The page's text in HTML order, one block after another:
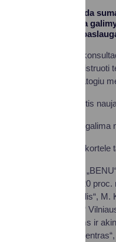
POLA kortelė padeda
situacijose, suteikia
teisininkais, kurių
Tam reikia užpildyti
paskambinti užsiregistruoti
telefonu asmeniui patogiu
POLA kviečia naudotis
Kur Druskininkuose
Nuolaidas su POLA kortele
Vaistinių tinklai:
vaistams ir iki 20
„Optikos pasaulis“,
Optika „Pelėda“
akinių rėmeliams ir
„Optometrijos